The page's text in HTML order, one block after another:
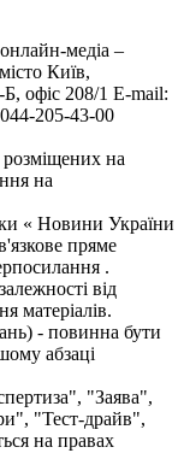
медіа –
Київ,
офіс 208/1 E-mail:
205-43-00
розміщених на
на
« Новини України
пряме
.
від
матеріалів.
- повинна бути
абзаці
"Заява",
"Тест-драйв",
на правах